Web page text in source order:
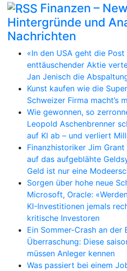
Finanzen –
Hintergründe und
Nachrichten
«In den USA geht die
enttäuschender Aktie
Jan Jenisch die
Kunst kaufen wie die
Schweizer Firma macht’s
Wie gewonnen, so
Leopold Aschenbrenner
auf KI ab – und verliert
Finanzhistoriker Jim
auf das aufgeblähte
Geld ist nur eine
Sorgen über hohe neue
Microsoft, Oracle:
KI-Investitionen jemals
kritische Investoren
Ein Sommer-Crash an der
Überraschung: Diese
müssen Anleger kennen
Was passiert bei einem